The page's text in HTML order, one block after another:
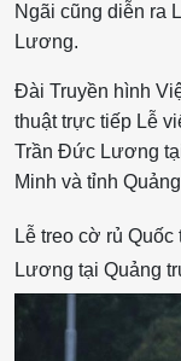
Ngãi cũng diễn ra
Lương.
Đài Truyền hình
thuật trực tiếp Lễ
Trần Đức Lương
Minh và tỉnh
Lễ treo cờ rủ
Lương tại Quảng